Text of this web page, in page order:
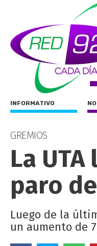
INFORMATIVO
GREMIOS
La
paro
Luego de la
un aumento de